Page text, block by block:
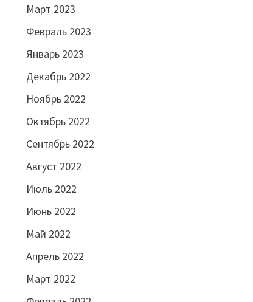
Март 2023
Февраль 2023
Январь 2023
Декабрь 2022
Ноябрь 2022
Октябрь 2022
Сентябрь 2022
Август 2022
Июль 2022
Июнь 2022
Май 2022
Апрель 2022
Март 2022